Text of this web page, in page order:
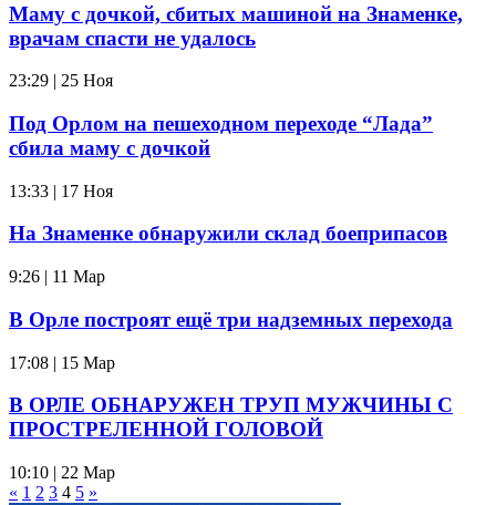
Маму с дочкой, сбитых машиной на Знаменке,
врачам спасти не удалось
23:29 | 25 Ноя
Под Орлом на пешеходном переходе “Лада”
сбила маму с дочкой
13:33 | 17 Ноя
На Знаменке обнаружили склад боеприпасов
9:26 | 11 Мар
В Орле построят ещё три надземных перехода
17:08 | 15 Мар
В ОРЛЕ ОБНАРУЖЕН ТРУП МУЖЧИНЫ С
ПРОСТРЕЛЕННОЙ ГОЛОВОЙ
10:10 | 22 Мар
« 1 2 3 4 5 »